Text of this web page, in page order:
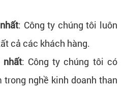
: Công ty chúng tôi luôn
cả các khách hàng.
nhất: Công ty chúng tôi có
nghề kinh doanh than